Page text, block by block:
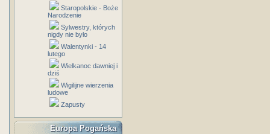
Staropolskie - Boże
Narodzenie
Sylwestry, których
nigdy nie było
Walentynki - 14
lutego
Wielkanoc dawniej i
dziś
Wigilijne wierzenia
ludowe
Zapusty
Europa Pogańska